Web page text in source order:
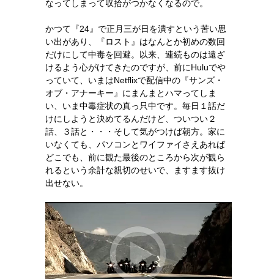
なってしまって収拾がつかなくなるので。
かつて『24』で正月三が日を潰すという苦い思
い出があり、『ロスト』はなんとか初めの数回
だけにして中毒を回避。以来、連続ものは遠ざ
けるよう心がけてきたのですが、前にHuluでや
っていて、いまはNetflixで配信中の『サンズ・
オブ・アナーキー』にまんまとハマってしま
い、いま中毒症状の真っ只中です。毎日１話だ
けにしようと決めてるんだけど、ついつい２
話、３話と・・・そして気がつけば朝方。家に
いなくても、パソコンとワイファイさえあれば
どこでも、前に観た最後のところから次が観ら
れるという余計な親切のせいで、ますます抜け
出せない。